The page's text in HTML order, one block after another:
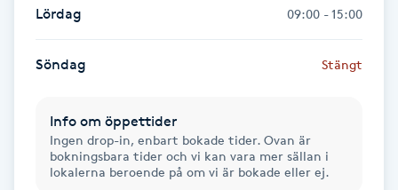
Friskvårdsmassage
Frisör
Funktionsanalys
Färgning
Lördag 09:00 - 15:00
Söndag Stängt
Info om öppettider
Ingen drop-in, enbart bokade tider. Ovan är
bokningsbara tider och vi kan vara mer sällan i
lokalerna beroende på om vi är bokade eller ej.